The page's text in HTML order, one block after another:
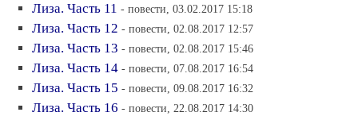
Лиза. Часть 11 - повести, 03.02.2017 15:18
Лиза. Часть 12 - повести, 02.08.2017 12:57
Лиза. Часть 13 - повести, 02.08.2017 15:46
Лиза. Часть 14 - повести, 07.08.2017 16:54
Лиза. Часть 15 - повести, 09.08.2017 16:32
Лиза. Часть 16 - повести, 22.08.2017 14:30